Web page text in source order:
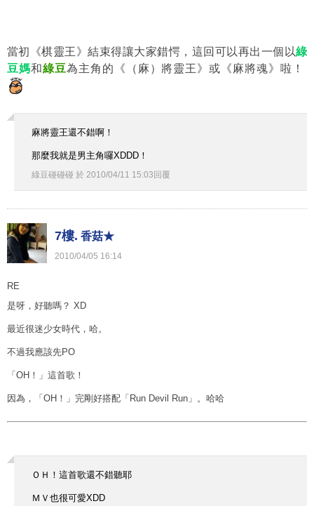
當初《棋靈王》結束得讓大家錯愕，這回可以再出一個以綠
豆媽和綠豆為主角的《（麻）將靈王》或《麻將魂》啦！
麻將靈王還不錯啊！
那麼我就是男主角囉XDDD！
綠豆碰碰碰 於 2010/04/11 15:03 回覆
7樓. 香菇★
2010/04/05 16:14
RE
是呀，好聽嗎？ XD
最近很迷少女時代，哈。
不過我應該先PO
「OH！」這首歌！
因為，「OH！」完剛好搭配「Run Devil Run」。哈哈
ＯＨ！這首歌還不錯聽耶
ＭＶ也很可愛XDD